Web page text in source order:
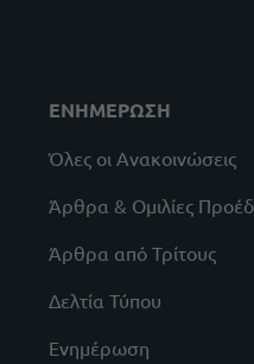
ΕΝΗΜΕΡΩΣΗ
Όλες οι Ανακοινώσεις
Άρθρα & Ομιλίες
Άρθρα από Τρίτους
Δελτία Τύπου
Ενημέρωση